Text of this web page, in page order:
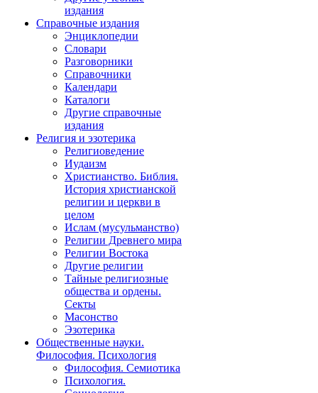
издания
Справочные издания
Энциклопедии
Словари
Разговорники
Справочники
Календари
Каталоги
Другие справочные
издания
Религия и эзотерика
Религиоведение
Иудаизм
Христианство. Библия.
История христианской
религии и церкви в
целом
Ислам (мусульманство)
Религии Древнего мира
Религии Востока
Другие религии
Тайные религиозные
общества и ордены.
Секты
Масонство
Эзотерика
Общественные науки.
Философия. Психология
Философия. Семиотика
Психология.